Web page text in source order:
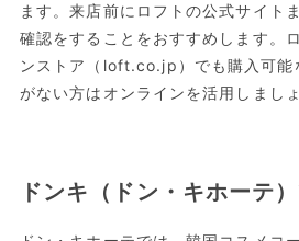
ます。来店前にロフトの公式サイト
確認をすることをおすすめします。
ンストア（loft.co.jp）でも購入可能
がない方はオンラインを活用しましょ
ドンキ（ドン・キホーテ